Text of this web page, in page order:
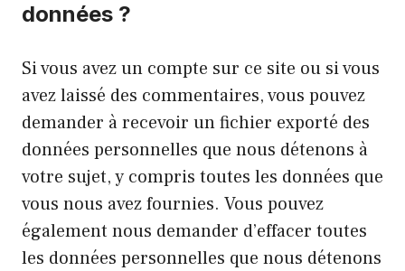
données ?
Si vous avez un compte sur ce site ou si vous
avez laissé des commentaires, vous pouvez
demander à recevoir un fichier exporté des
données personnelles que nous détenons à
votre sujet, y compris toutes les données que
vous nous avez fournies. Vous pouvez
également nous demander d’effacer toutes
les données personnelles que nous détenons